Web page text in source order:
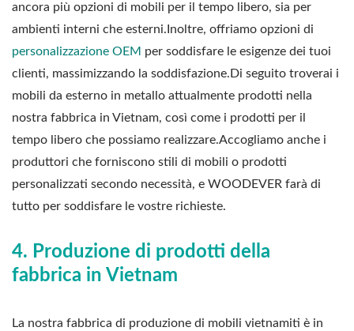
ancora più opzioni di mobili per il tempo libero, sia per
ambienti interni che esterni.Inoltre, offriamo opzioni di
personalizzazione OEM per soddisfare le esigenze dei tuoi
clienti, massimizzando la soddisfazione.Di seguito troverai i
mobili da esterno in metallo attualmente prodotti nella
nostra fabbrica in Vietnam, così come i prodotti per il
tempo libero che possiamo realizzare.Accogliamo anche i
produttori che forniscono stili di mobili o prodotti
personalizzati secondo necessità, e WOODEVER farà di
tutto per soddisfare le vostre richieste.
4. Produzione di prodotti della
fabbrica in Vietnam
La nostra fabbrica di produzione di mobili vietnamiti è in